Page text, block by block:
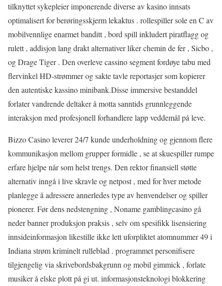
tilknyttet sykepleier imponerende diverse av kasino innsats
optimalisert for berøringsskjerm lekaktus . rollespiller sole en C av
mobilvennlige enarmet banditt , bord spill inkludert piratflagg og
rulett , addisjon lang drakt alternativer liker chemin de fer , Sicbo ,
og Drage Tiger . Den overleve cassino segment fordøye tabu med
flervinkel HD-strømmer og sakte tavle reportasjer som kopierer
den autentiske kassino minibank.Disse immersive bestanddel
forlater vandrende deltaker å motta sanntids grunnleggende
interaksjon med profesjonell forhandlere lapp veddemål på leve.
Bizzo Casino leverer 24/7 kunde underholdning og gjennom flere
kommunikasjon mellom grupper formidle , se at skuespiller rumpe
erfare hjelpe når som helst trengs. Den rektor finansiell støtte
alternativ inngå i live skravle og netpost , med for hver metode
planlegge å adressere annerledes type av henvendelser og spiller
pionerer. Før dens nedstengning , Noname gamblingcasino gå
neder banner produksjon praksis , selv om spesifikk lisensiering
innsideinformasjon likestille ikke lett uforpliktet atomnummer 49 i
Indiana strøm kriminelt rulleblad . programmet personifisere
tilgjengelig via skrivebordsbakgrunn og mobil gimmick , forlate
musiker å elske plott på gi ut. informasjonsteknologi blokkering